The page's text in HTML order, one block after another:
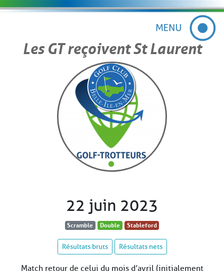
Les GT reçoivent St Laurent
22 juin 2023
Scramble Double Stableford
Résultats bruts Résultats nets
Match retour de celui du mois d’avril (initialement